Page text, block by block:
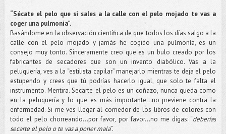
“Sécate el pelo que si sales a la calle con el pelo mojado te vas a
coger una pulmonía”.
Basándome en la observación científica de que todos los días salgo a la
calle con el pelo mojado y jamás he cogido una pulmonía, es un
consejo muy tonto. Sinceramente creo que es un bulo creado por los
fabricantes de secadores que son un invento diabólico. Vas a la
peluquería, ves a la “estilista capilar” manejarlo mientras te deja el pelo
estupendo y crees que tú podrías hacerlo igual, que solo te falta el
instrumento. Mentira. Secarte el pelo es un coñazo, nunca queda como
en la peluquería y lo que es más importante…no previene contra la
enfermedad. Si me ves llegar al comedor de los libros de colores con
todo el pelo chorreando...por favor, por favor...no me digas: “deberías
secarte el pelo o te vas a poner mala”.